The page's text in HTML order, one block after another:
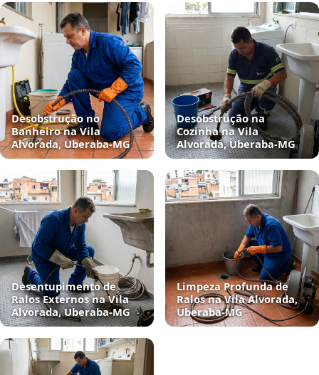
Desobstrução no
Banheiro na Vila
Alvorada, Uberaba‑MG
Desobstrução na
Cozinha na Vila
Alvorada, Uberaba‑MG
Desentupimento de
Ralos Externos na Vila
Alvorada, Uberaba‑MG
Limpeza Profunda de
Ralos na Vila Alvorada,
Uberaba‑MG